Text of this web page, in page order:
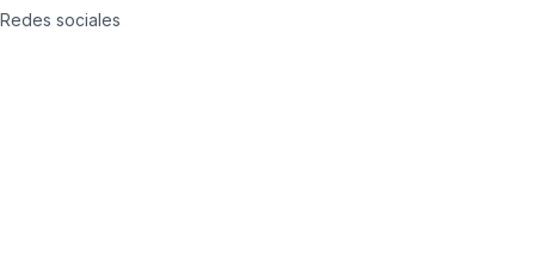
Redes sociales